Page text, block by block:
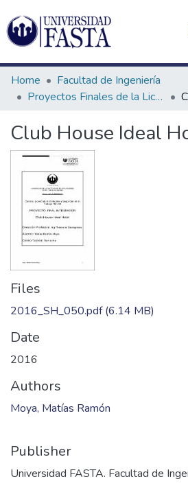
Communities
&
Collections
All of DSpace
Statistics
Log In
Home
Facultad de Ingeniería
Proyectos Finales de la Licenciatura en Seguridad e Higiene en el Trabajo
Club House Ideal
Files
2016_SH_050.pdf(6.14 MB)
Date
2016
Authors
Moya, Matías Ramón
Publisher
Universidad FASTA. Facultad de